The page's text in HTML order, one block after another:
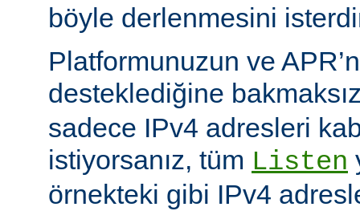
böyle derlenmesini
Platformunuzun ve
desteklediğine
sadece IPv4 adresleri
istiyorsanız, tüm Listen
örnekteki gibi IPv4